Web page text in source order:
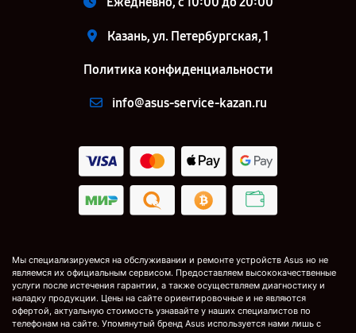
Казань, ул. Петербургская, 1
Политика конфиденциальности
info@asus-service-kazan.ru
Мы специализируемся на обслуживании и ремонте устройств Asus но не
являемся их официальным сервисом. Предоставляем высококачественные
услуги после истечения гарантии, а также осуществляем диагностику и
наладку продукции. Цены на сайте ориентировочные и не являются
офертой, актуальную стоимость узнавайте у наших специалистов по
телефонам на сайте. Упомянутый бренд Asus используется нами лишь с